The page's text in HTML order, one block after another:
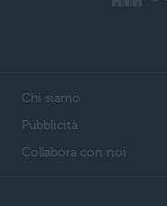
Chi siamo
Pubblicità
Collabora con noi